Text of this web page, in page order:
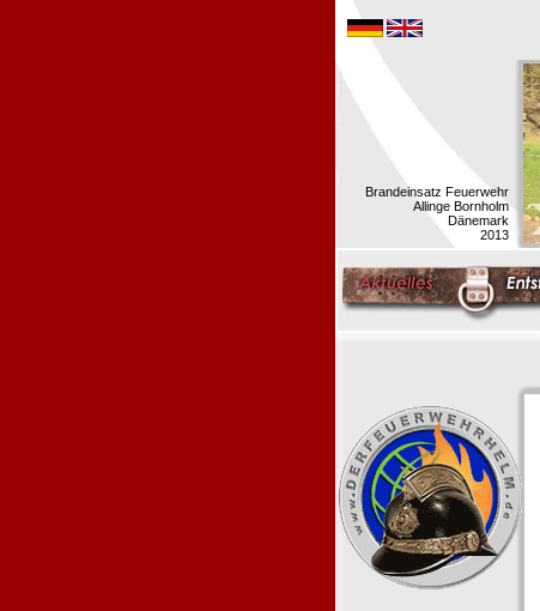
Brandeinsatz Feuerwehr
Allinge Bornholm
Dänemark
2013